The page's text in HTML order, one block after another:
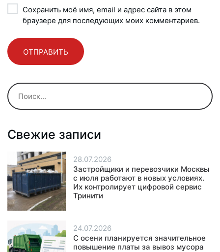
Сохранить моё имя, email и адрес сайта в этом
браузере для последующих моих комментариев.
Свежие записи
28.07.2026
Застройщики и перевозчики Москвы
с июля работают в новых условиях.
Их контролирует цифровой сервис
Тринити
24.07.2026
С осени планируется значительное
повышение платы за вывоз мусора